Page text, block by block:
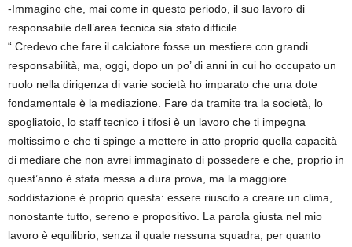
-Immagino che, mai come in questo periodo, il suo lavoro di
responsabile dell’area tecnica sia stato difficile
“ Credevo che fare il calciatore fosse un mestiere con grandi
responsabilità, ma, oggi, dopo un po’ di anni in cui ho occupato un
ruolo nella dirigenza di varie società ho imparato che una dote
fondamentale è la mediazione. Fare da tramite tra la società, lo
spogliatoio, lo staff tecnico i tifosi è un lavoro che ti impegna
moltissimo e che ti spinge a mettere in atto proprio quella capacità
di mediare che non avrei immaginato di possedere e che, proprio in
quest’anno è stata messa a dura prova, ma la maggiore
soddisfazione è proprio questa: essere riuscito a creare un clima,
nonostante tutto, sereno e propositivo. La parola giusta nel mio
lavoro è equilibrio, senza il quale nessuna squadra, per quanto